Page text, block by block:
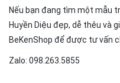
Nếu bạn đang tìm một mẫu
Huyền Diệu đẹp, dễ thêu và
BeKenShop để được tư vấn
Zalo: 098.263.5855